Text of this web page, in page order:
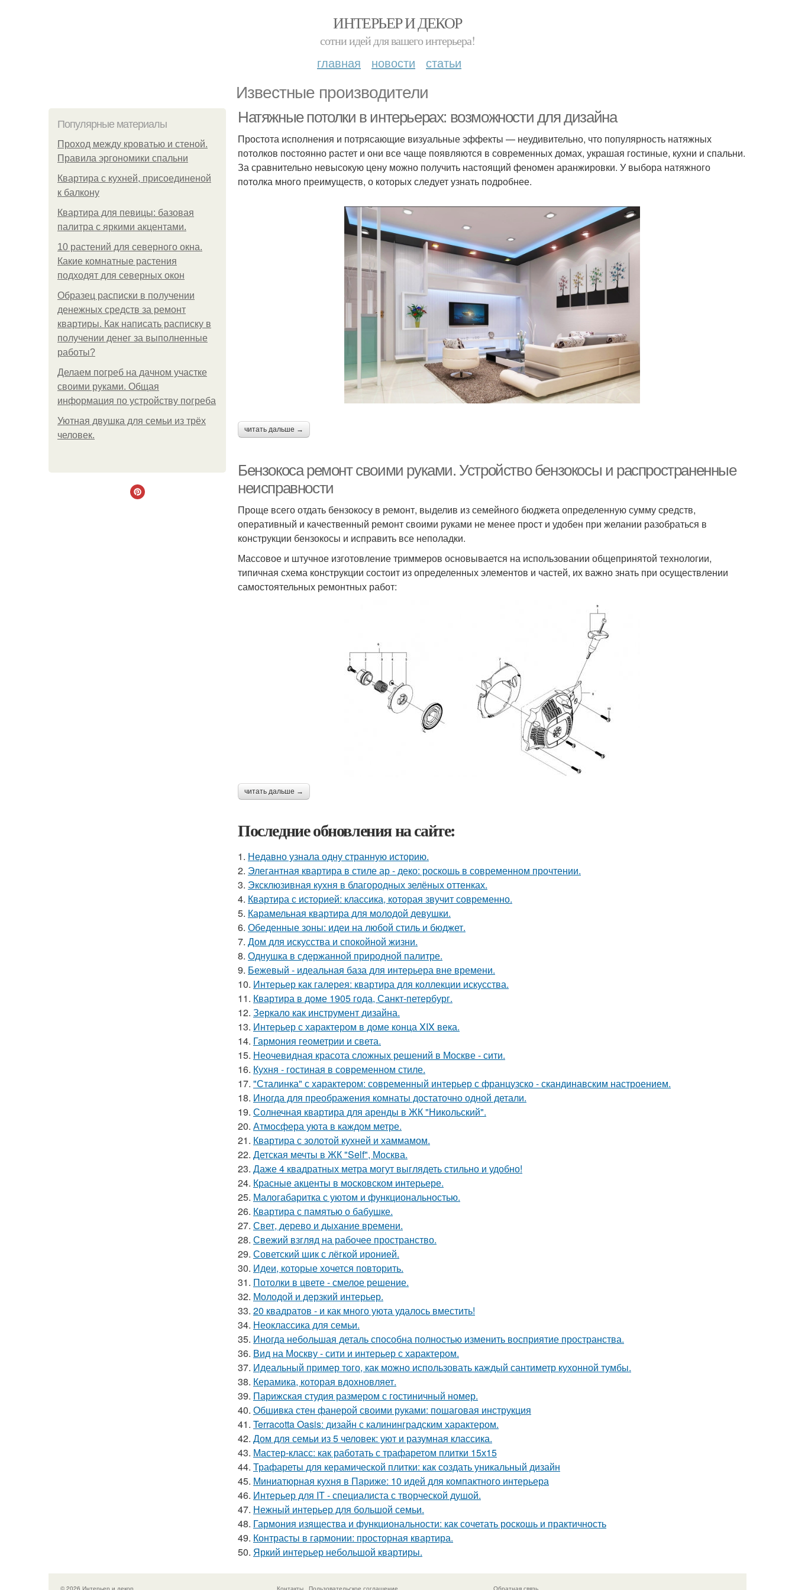
ИНТЕРЬЕР И ДЕКОР
сотни идей для вашего интерьера!
главная новости статьи
Известные производители
Популярные материалы
Проход между кроватью и стеной.
Правила эргономики спальни
Квартира с кухней, присоединеной
к балкону
Квартира для певицы: базовая
палитра с яркими акцентами.
10 растений для северного окна.
Какие комнатные растения
подходят для северных окон
Образец расписки в получении
денежных средств за ремонт
квартиры. Как написать расписку в
получении денег за выполненные
работы?
Делаем погреб на дачном участке
своими руками. Общая
информация по устройству погреба
Уютная двушка для семьи из трёх
человек.
Натяжные потолки в интерьерах: возможности для дизайна
Простота исполнения и потрясающие визуальные эффекты — неудивительно, что популярность натяжных
потолков постоянно растет и они все чаще появляются в современных домах, украшая гостиные, кухни и спальни.
За сравнительно невысокую цену можно получить настоящий феномен аранжировки. У выбора натяжного
потолка много преимуществ, о которых следует узнать подробнее.
читать дальше →
Бензокоса ремонт своими руками. Устройство бензокосы и распространенные
неисправности
Проще всего отдать бензокосу в ремонт, выделив из семейного бюджета определенную сумму средств,
оперативный и качественный ремонт своими руками не менее прост и удобен при желании разобраться в
конструкции бензокосы и исправить все неполадки.
Массовое и штучное изготовление триммеров основывается на использовании общепринятой технологии,
типичная схема конструкции состоит из определенных элементов и частей, их важно знать при осуществлении
самостоятельных ремонтных работ:
читать дальше →
Последние обновления на сайте:
1. Недавно узнала одну странную историю.
2. Элегантная квартира в стиле ар - деко: роскошь в современном прочтении.
3. Эксклюзивная кухня в благородных зелёных оттенках.
4. Квартира с историей: классика, которая звучит современно.
5. Карамельная квартира для молодой девушки.
6. Обеденные зоны: идеи на любой стиль и бюджет.
7. Дом для искусства и спокойной жизни.
8. Однушка в сдержанной природной палитре.
9. Бежевый - идеальная база для интерьера вне времени.
10. Интерьер как галерея: квартира для коллекции искусства.
11. Квартира в доме 1905 года, Санкт-петербург.
12. Зеркало как инструмент дизайна.
13. Интерьер с характером в доме конца XIX века.
14. Гармония геометрии и света.
15. Неочевидная красота сложных решений в Москве - сити.
16. Кухня - гостиная в современном стиле.
17. "Сталинка" с характером: современный интерьер с французско - скандинавским настроением.
18. Иногда для преображения комнаты достаточно одной детали.
19. Солнечная квартира для аренды в ЖК "Никольский".
20. Атмосфера уюта в каждом метре.
21. Квартира с золотой кухней и хаммамом.
22. Детская мечты в ЖК "Self", Москва.
23. Даже 4 квадратных метра могут выглядеть стильно и удобно!
24. Красные акценты в московском интерьере.
25. Малогабаритка с уютом и функциональностью.
26. Квартира с памятью о бабушке.
27. Свет, дерево и дыхание времени.
28. Свежий взгляд на рабочее пространство.
29. Советский шик с лёгкой иронией.
30. Идеи, которые хочется повторить.
31. Потолки в цвете - смелое решение.
32. Молодой и дерзкий интерьер.
33. 20 квадратов - и как много уюта удалось вместить!
34. Неоклассика для семьи.
35. Иногда небольшая деталь способна полностью изменить восприятие пространства.
36. Вид на Москву - сити и интерьер с характером.
37. Идеальный пример того, как можно использовать каждый сантиметр кухонной тумбы.
38. Керамика, которая вдохновляет.
39. Парижская студия размером с гостиничный номер.
40. Обшивка стен фанерой своими руками: пошаговая инструкция
41. Terracotta Oasis: дизайн с калининградским характером.
42. Дом для семьи из 5 человек: уют и разумная классика.
43. Мастер-класс: как работать с трафаретом плитки 15х15
44. Трафареты для керамической плитки: как создать уникальный дизайн
45. Миниатюрная кухня в Париже: 10 идей для компактного интерьера
46. Интерьер для IT - специалиста с творческой душой.
47. Нежный интерьер для большой семьи.
48. Гармония изящества и функциональности: как сочетать роскошь и практичность
49. Контрасты в гармонии: просторная квартира.
50. Яркий интерьер небольшой квартиры.
© 2026 Интерьер и декор Контакты Пользовательское соглашение Обратная связь